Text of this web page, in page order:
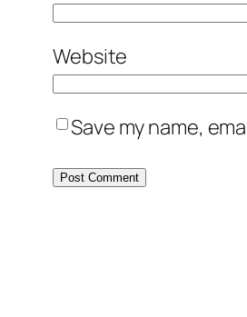
Website
Save my name,